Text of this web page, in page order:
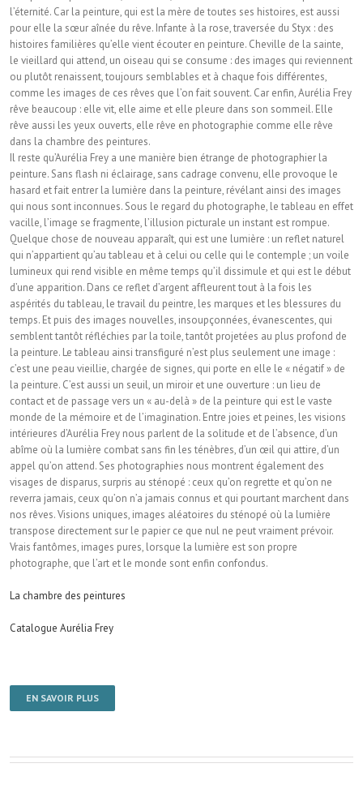
l’éternité. Car la peinture, qui est la mère de toutes ses histoires, est aussi
pour elle la sœur aînée du rêve. Infante à la rose, traversée du Styx : des
histoires familières qu’elle vient écouter en peinture. Cheville de la sainte,
le vieillard qui attend, un oiseau qui se consume : des images qui reviennent
ou plutôt renaissent, toujours semblables et à chaque fois différentes,
comme les images de ces rêves que l’on fait souvent. Car enfin, Aurélia Frey
rêve beaucoup : elle vit, elle aime et elle pleure dans son sommeil. Elle
rêve aussi les yeux ouverts, elle rêve en photographie comme elle rêve
dans la chambre des peintures.
Il reste qu’Aurélia Frey a une manière bien étrange de photographier la
peinture. Sans flash ni éclairage, sans cadrage convenu, elle provoque le
hasard et fait entrer la lumière dans la peinture, révélant ainsi des images
qui nous sont inconnues. Sous le regard du photographe, le tableau en effet
vacille, l’image se fragmente, l’illusion picturale un instant est rompue.
Quelque chose de nouveau apparaît, qui est une lumière : un reflet naturel
qui n’appartient qu’au tableau et à celui ou celle qui le contemple ; un voile
lumineux qui rend visible en même temps qu’il dissimule et qui est le début
d’une apparition. Dans ce reflet d’argent affleurent tout à la fois les
aspérités du tableau, le travail du peintre, les marques et les blessures du
temps. Et puis des images nouvelles, insoupçonnées, évanescentes, qui
semblent tantôt réfléchies par la toile, tantôt projetées au plus profond de
la peinture. Le tableau ainsi transfiguré n’est plus seulement une image :
c’est une peau vieillie, chargée de signes, qui porte en elle le « négatif » de
la peinture. C’est aussi un seuil, un miroir et une ouverture : un lieu de
contact et de passage vers un « au-delà » de la peinture qui est le vaste
monde de la mémoire et de l’imagination. Entre joies et peines, les visions
intérieures d’Aurélia Frey nous parlent de la solitude et de l’absence, d’un
abîme où la lumière combat sans fin les ténèbres, d’un œil qui attire, d’un
appel qu’on attend. Ses photographies nous montrent également des
visages de disparus, surpris au sténopé : ceux qu’on regrette et qu’on ne
reverra jamais, ceux qu’on n’a jamais connus et qui pourtant marchent dans
nos rêves. Visions uniques, images aléatoires du sténopé où la lumière
transpose directement sur le papier ce que nul ne peut vraiment prévoir.
Vrais fantômes, images pures, lorsque la lumière est son propre
photographe, que l’art et le monde sont enfin confondus.
La chambre des peintures
Catalogue Aurélia Frey
EN SAVOIR PLUS